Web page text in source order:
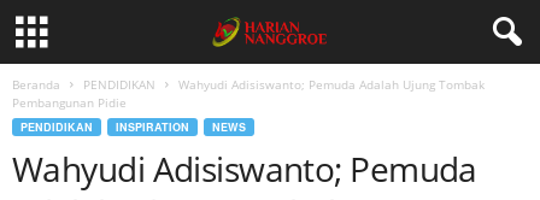
Beranda PENDIDIKAN
Wahyudi Adisiswanto; Pemuda Adalah Ujung Tombak
Pembangunan Pidie
PENDIDIKAN INSPIRATION NEWS
Wahyudi Adisiswanto; Pemuda